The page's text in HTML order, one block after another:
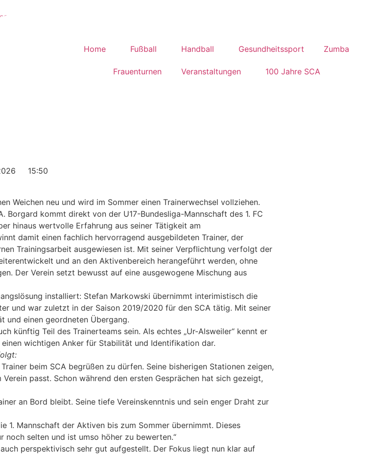
Home Fußball Handball Gesundheitssport Zumba
Frauenturnen Veranstaltungen 100 Jahre SCA
15:50
Weichen neu und wird im Sommer einen Trainerwechsel vollziehen.
Borgard kommt direkt von der U17-Bundesliga-Mannschaft des 1. FC
hinaus wertvolle Erfahrung aus seiner Tätigkeit am
damit einen fachlich hervorragend ausgebildeten Trainer, der
Trainingsarbeit ausgewiesen ist. Mit seiner Verpflichtung verfolgt der
und an den Aktivenbereich herangeführt werden, ohne
Der Verein setzt bewusst auf eine ausgewogene Mischung aus
installiert: Stefan Markowski übernimmt interimistisch die
und war zuletzt in der Saison 2019/2020 für den SCA tätig. Mit seiner
und einen geordneten Übergang.
künftig Teil des Trainerteams sein. Als echtes „Ur-Alsweiler“ kennt er
wichtigen Anker für Stabilität und Identifikation dar.
beim SCA begrüßen zu dürfen. Seine bisherigen Stationen zeigen,
passt. Schon während den ersten Gesprächen hat sich gezeigt,
an Bord bleibt. Seine tiefe Vereinskenntnis und sein enger Draht zur
1. Mannschaft der Aktiven bis zum Sommer übernimmt. Dieses
noch selten und ist umso höher zu bewerten.“
perspektivisch sehr gut aufgestellt. Der Fokus liegt nun klar auf